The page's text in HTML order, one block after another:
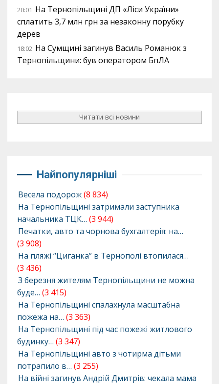
20:01 На Тернопільщині ДП «Ліси України»
сплатить 3,7 млн грн за незаконну порубку
дерев
18:02 На Сумщині загинув Василь Романюк з
Тернопільщини: був оператором БпЛА
Читати всі новини
Найпопулярніші
Весела подорож(8 834)
На Тернопільщині затримали заступника
начальника ТЦК… (3 944)
Печатки, авто та чорнова бухгалтерія: на…
(3 908)
На пляжі “Циганка” в Тернополі втопилася…
(3 436)
З березня жителям Тернопільщини не можна
буде… (3 415)
На Тернопільщині спалахнула масштабна
пожежа на… (3 363)
На Тернопільщині під час пожежі житлового
будинку… (3 347)
На Тернопільщині авто з чотирма дітьми
потрапило в… (3 255)
На війні загинув Андрій Дмитрів: чекала мама